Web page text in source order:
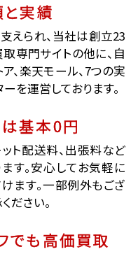
実績
えられ、当社は創立23
取専門サイトの他に、自
、楽天モール、7つの実
を運営しております。
基本0円
ト配送料、出張料など
す。安心してお気軽に
ます。一部例外もござ
ださい。
でも高価買取